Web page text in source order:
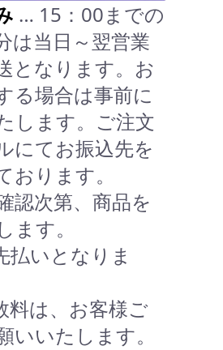
… 15：00までの
は当日～翌営業
となります。お
る場合は事前に
します。ご注文
にてお振込先を
おります。
認次第、商品を
ます。
払いとなりま
料は、お客様ご
いいたします。